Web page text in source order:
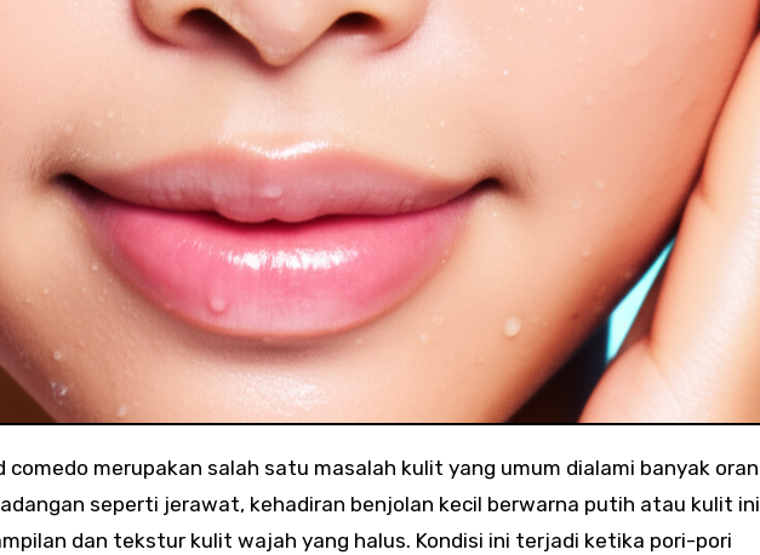
seperti jerawat, kehadiran benjolan kecil berwarna putih atau kulit ini
dan tekstur kulit wajah yang halus. Kondisi ini terjadi ketika pori-pori